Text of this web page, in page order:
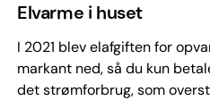
Elvarme i huset
I 2021 blev elafgiften for
markant ned, så du kun
det strømforbrug, som